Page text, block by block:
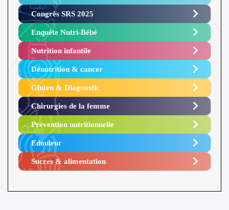
Congrès SRS 2025 ​
Enquête Nutri-Bébé ​
Nutrition infantile
Dénutrition & cancer
Gluten & Diagnostic
Chirurgies de la femme
Prévention nutritionnelle
Edouleur​
Sucres & alimentation​